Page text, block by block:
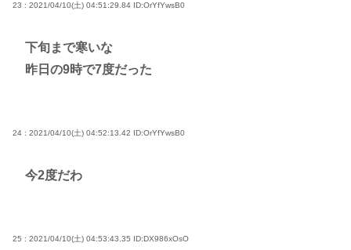
23 : 2021/04/10(土) 04:51:29.84 ID:OrYfYwsB0
下旬まで寒いな
昨日の9時で7度だった
24 : 2021/04/10(土) 04:52:13.42 ID:OrYfYwsB0
今2度だわ
25 : 2021/04/10(土) 04:53:43.35 ID:DX986xOsO